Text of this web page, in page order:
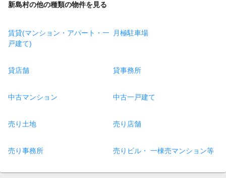
新島村の他の種類の物件を見る
賃貸(マンション・アパート・一
戸建て)
月極駐車場
貸店舗 貸事務所
中古マンション 中古一戸建て
売り土地 売り店舗
売り事務所 売りビル・ 一棟売マンション等